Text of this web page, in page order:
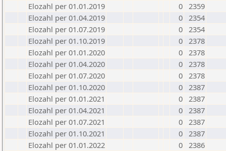
Elozahl per 01.01.2019
0 2359
Elozahl per 01.04.2019
0 2354
Elozahl per 01.07.2019
0 2354
Elozahl per 01.10.2019
0 2378
Elozahl per 01.01.2020
0 2378
Elozahl per 01.04.2020
0 2378
Elozahl per 01.07.2020
0 2378
Elozahl per 01.10.2020
0 2387
Elozahl per 01.01.2021
0 2387
Elozahl per 01.04.2021
0 2387
Elozahl per 01.07.2021
0 2387
Elozahl per 01.10.2021
0 2387
Elozahl per 01.01.2022
0 2386